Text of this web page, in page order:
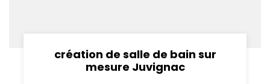
création de salle de bain sur
mesure Juvignac